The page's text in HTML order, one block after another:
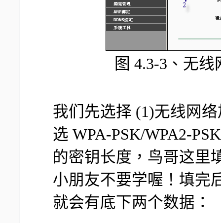
图 4.3-3、无
我们先选择 (1)无线网
选 WPA-PSK/WPA2-
的密钥长度，鸟哥这里
小朋友不要学喔！填完
就会有底下两个数据：